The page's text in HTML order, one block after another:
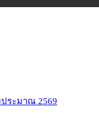
ระมาณ 2569